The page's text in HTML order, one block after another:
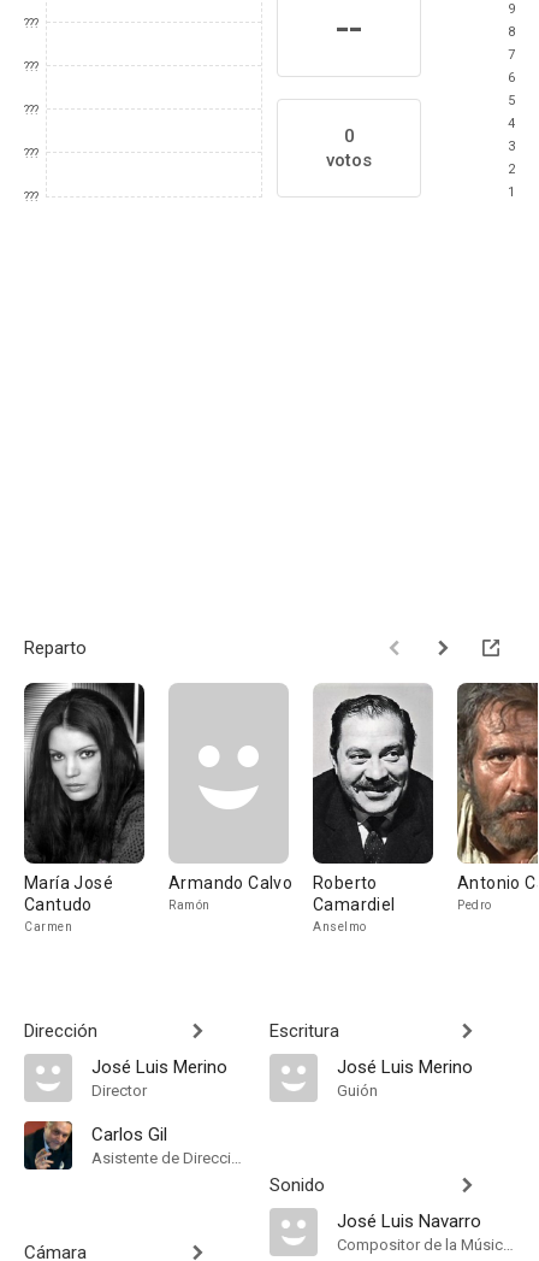
???
???
???
???
???
--
0
votos
9
8
7
6
5
4
3
2
1
Reparto
María José
Cantudo
Carmen
Armando Calvo
Ramón
Roberto
Camardiel
Anselmo
Antonio
Pedro
Dirección
José Luis Merino
Director
Carlos Gil
Asistente de Dirección
Cámara
Escritura
José Luis Merino
Guión
Sonido
José Luis Navarro
Compositor de la Música Original, Música